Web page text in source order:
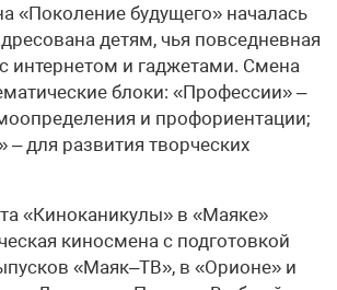
«Поколение будущего» началась
детям, чья повседневная
интернетом и гаджетами. Смена
блоки: «Профессии» –
и профориентации;
– для развития творческих
«Киноканикулы» в «Маяке»
киносмена с подготовкой
«Маяк–ТВ», в «Орионе» и